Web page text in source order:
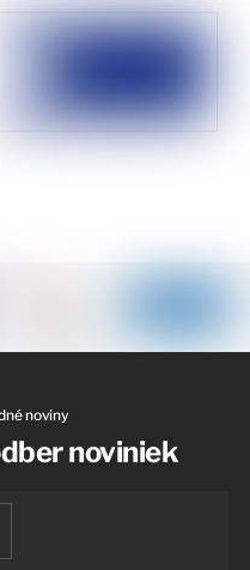
noviny
noviniek